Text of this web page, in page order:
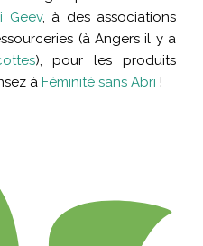
Geev, à des associations
(à Angers il y a
), pour les produits
à Féminité sans Abri !